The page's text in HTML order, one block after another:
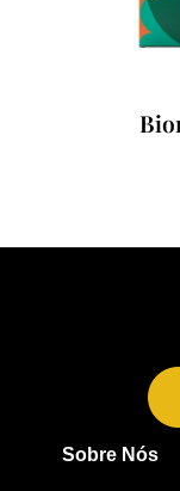
Sobre Nós